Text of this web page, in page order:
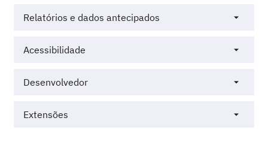
Relatórios e dados antecipados
Acessibilidade
Desenvolvedor
Extensões